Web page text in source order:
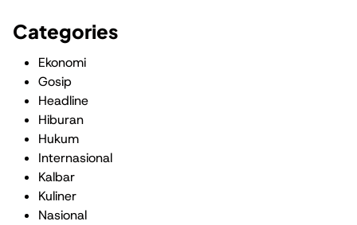
Categories
Ekonomi
Gosip
Headline
Hiburan
Hukum
Internasional
Kalbar
Kuliner
Nasional